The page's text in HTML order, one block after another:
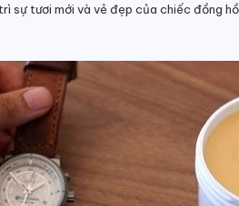
sự tươi mới và vẻ đẹp của chiếc đồng